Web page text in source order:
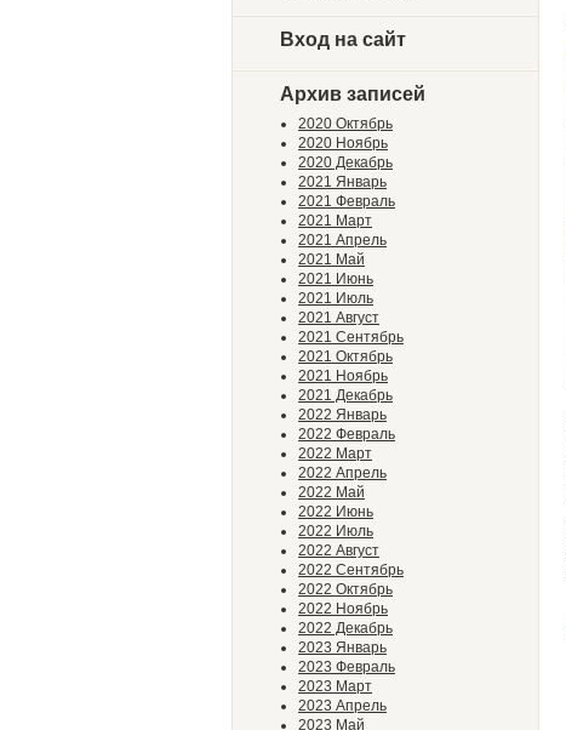
Вход на сайт
Архив записей
2020 Октябрь
2020 Ноябрь
2020 Декабрь
2021 Январь
2021 Февраль
2021 Март
2021 Апрель
2021 Май
2021 Июнь
2021 Июль
2021 Август
2021 Сентябрь
2021 Октябрь
2021 Ноябрь
2021 Декабрь
2022 Январь
2022 Февраль
2022 Март
2022 Апрель
2022 Май
2022 Июнь
2022 Июль
2022 Август
2022 Сентябрь
2022 Октябрь
2022 Ноябрь
2022 Декабрь
2023 Январь
2023 Февраль
2023 Март
2023 Апрель
2023 Май